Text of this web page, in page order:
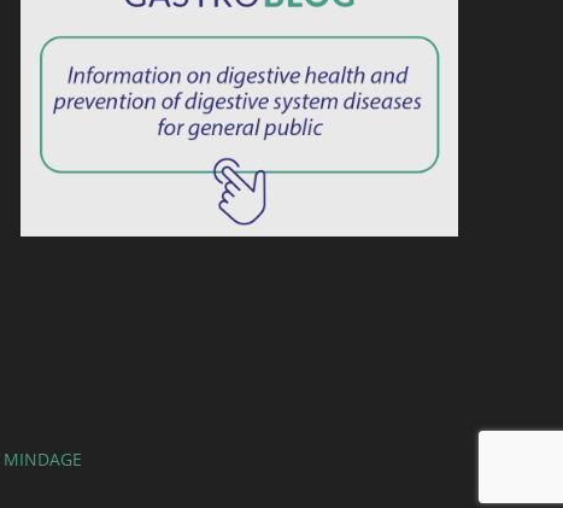
MINDAGE